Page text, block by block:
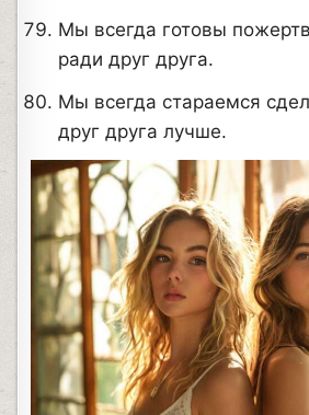
Мы всегда готовы
ради друг друга.
Мы всегда стараемся
друг друга лучше.